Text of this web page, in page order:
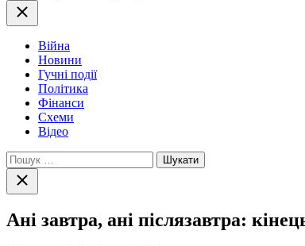
Закрити
Війна
Новини
Гучні події
Політика
Фінанси
Схеми
Відео
Пошук:
Закрити
пошук
Ані завтра, ані післязавтра: